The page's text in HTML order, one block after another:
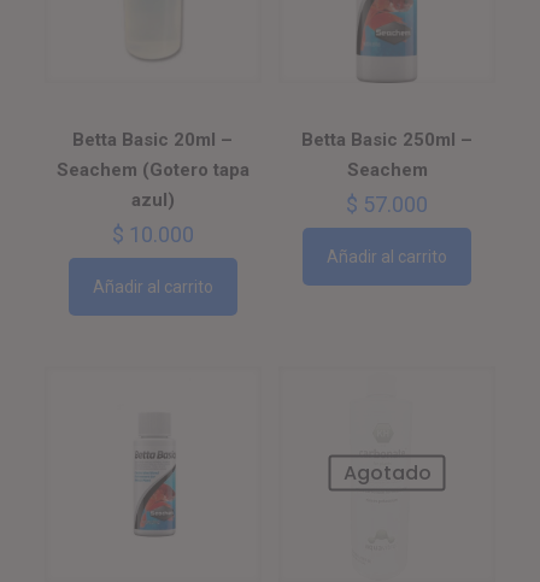
Betta Basic 20ml –
Seachem (Gotero tapa
azul)
$ 10.000
Añadir al carrito
Betta Basic 250ml –
Seachem
$ 57.000
Añadir al carrito
Agotado